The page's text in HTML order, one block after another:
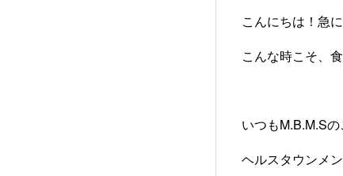
こんにちは！急
こんな時こそ、
いつもM.B.M.S
ヘルスタウンメ